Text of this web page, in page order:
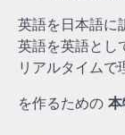
英語を日本語に
英語を英語とし
リアルタイムで
を作るための